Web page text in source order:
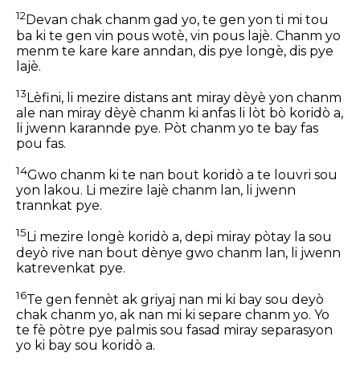
12Devan chak chanm gad yo, te gen yon ti mi tou
ba ki te gen vin pous wotè, vin pous lajè. Chanm yo
menm te kare kare anndan, dis pye longè, dis pye
lajè.
13Lèfini, li mezire distans ant miray dèyè yon chanm
ale nan miray dèyè chanm ki anfas li lòt bò koridò a,
li jwenn karannde pye. Pòt chanm yo te bay fas
pou fas.
14Gwo chanm ki te nan bout koridò a te louvri sou
yon lakou. Li mezire lajè chanm lan, li jwenn
trannkat pye.
15 Li mezire longè koridò a, depi miray pòtay la sou
deyò rive nan bout dènye gwo chanm lan, li jwenn
katrevenkat pye.
16Te gen fennèt ak griyaj nan mi ki bay sou deyò
chak chanm yo, ak nan mi ki separe chanm yo. Yo
te fè pòtre pye palmis sou fasad miray separasyon
yo ki bay sou koridò a.